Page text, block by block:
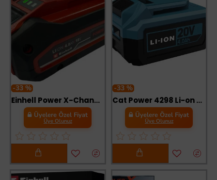
-33 %
Einhell Power X-Change Li-on Akü 18 Volt 4,0 Ah Plus
Üyelere Özel Fiyat
Üye Olunuz
-33 %
Cat Power 4298 Li-on Akü 4 Amper
Üyelere Özel Fiyat
Üye Olunuz